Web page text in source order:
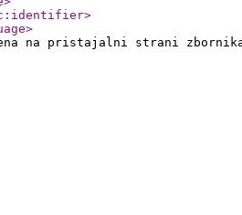
>
>
na pristajalni strani